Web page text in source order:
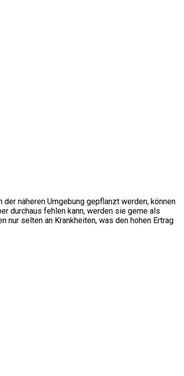
näheren Umgebung gepflanzt werden, können
durchaus fehlen kann, werden sie gerne als
nur selten an Krankheiten, was den hohen Ertrag